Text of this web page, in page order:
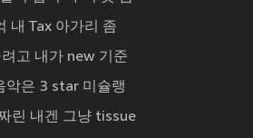
내 Tax 아가리 좀
고 내가 new 기준
악은 3 star 미슐랭
린 내겐 그냥 tissue